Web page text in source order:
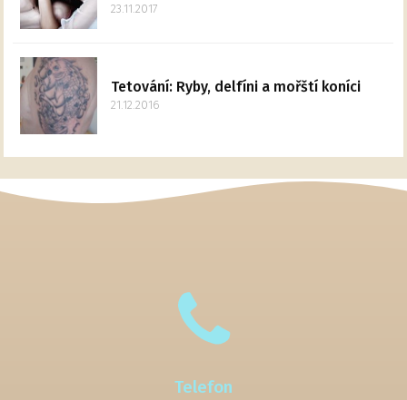
23.11.2017
Tetování: Ryby, delfíni a mořští koníci
21.12.2016
Telefon